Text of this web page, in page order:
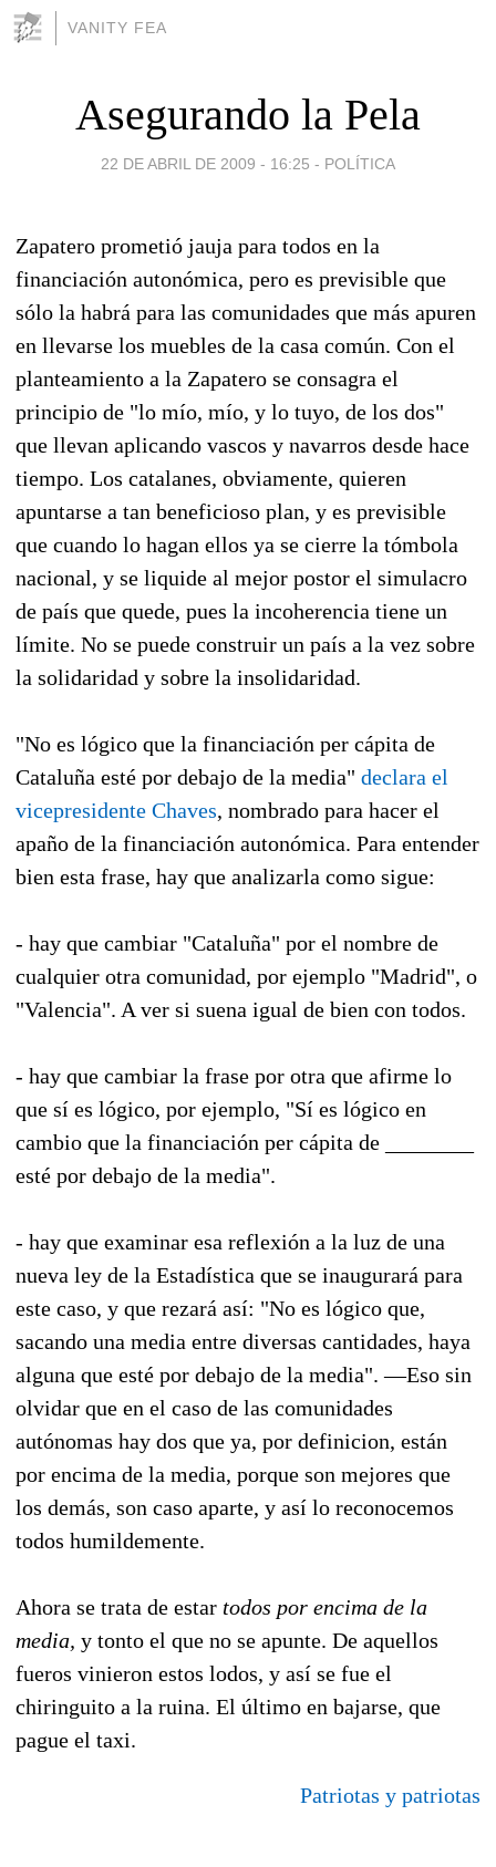
VANITY FEA
Asegurando la Pela
22 DE ABRIL DE 2009 - 16:25 - POLÍTICA
Zapatero prometió jauja para todos en la
financiación autonómica, pero es previsible que
sólo la habrá para las comunidades que más apuren
en llevarse los muebles de la casa común. Con el
planteamiento a la Zapatero se consagra el
principio de "lo mío, mío, y lo tuyo, de los dos"
que llevan aplicando vascos y navarros desde hace
tiempo. Los catalanes, obviamente, quieren
apuntarse a tan beneficioso plan, y es previsible
que cuando lo hagan ellos ya se cierre la tómbola
nacional, y se liquide al mejor postor el simulacro
de país que quede, pues la incoherencia tiene un
límite. No se puede construir un país a la vez sobre
la solidaridad y sobre la insolidaridad.
"No es lógico que la financiación per cápita de
Cataluña esté por debajo de la media" declara el
vicepresidente Chaves, nombrado para hacer el
apaño de la financiación autonómica. Para entender
bien esta frase, hay que analizarla como sigue:
- hay que cambiar "Cataluña" por el nombre de
cualquier otra comunidad, por ejemplo "Madrid", o
"Valencia". A ver si suena igual de bien con todos.
- hay que cambiar la frase por otra que afirme lo
que sí es lógico, por ejemplo, "Sí es lógico en
cambio que la financiación per cápita de ________
esté por debajo de la media".
- hay que examinar esa reflexión a la luz de una
nueva ley de la Estadística que se inaugurará para
este caso, y que rezará así: "No es lógico que,
sacando una media entre diversas cantidades, haya
alguna que esté por debajo de la media". —Eso sin
olvidar que en el caso de las comunidades
autónomas hay dos que ya, por definicion, están
por encima de la media, porque son mejores que
los demás, son caso aparte, y así lo reconocemos
todos humildemente.
Ahora se trata de estar todos por encima de la
media, y tonto el que no se apunte. De aquellos
fueros vinieron estos lodos, y así se fue el
chiringuito a la ruina. El último en bajarse, que
pague el taxi.
Patriotas y patriotas